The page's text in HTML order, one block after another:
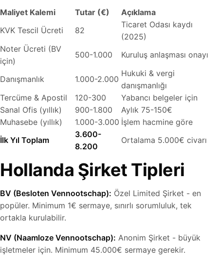
Maliyet Kalemi Tutar (€)
Açıklama
KVK Tescil Ücreti
82
Ticaret Odası kaydı
(2025)
Noter Ücreti (BV
için)
500-1.000 Kuruluş anlaşması onayı
Danışmanlık 1.000-2.000
Hukuki & vergi
danışmanlığı
Tercüme & Apostil
120-300
Yabancı belgeler için
Sanal Ofis (yıllık)
900-1.800
Aylık 75-150€
Muhasebe (yıllık)
1.000-3.000 İşlem hacmine göre
İlk Yıl Toplam
3.600-
8.200
Ortalama 5.000€ civarı
Hollanda Şirket Tipleri
BV (Besloten Vennootschap): Özel Limited Şirket - en
popüler. Minimum 1€ sermaye, sınırlı sorumluluk, tek
ortakla kurulabilir.
NV (Naamloze Vennootschap): Anonim Şirket - büyük
işletmeler için. Minimum 45.000€ sermaye gerekir.